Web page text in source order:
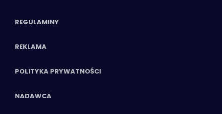
REGULAMINY
REKLAMA
POLITYKA PRYWATNOŚCI
NADAWCA